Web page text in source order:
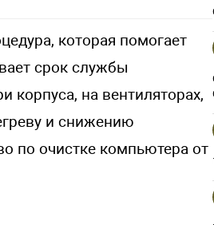
которая помогает
срок службы
корпуса, на вентиляторах,
и снижению
по очистке компьютера от